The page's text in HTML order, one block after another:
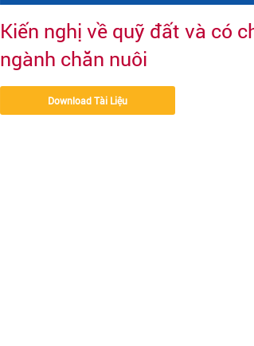
Kiến nghị về quỹ đất và có
ngành chăn nuôi
Download Tài Liệu